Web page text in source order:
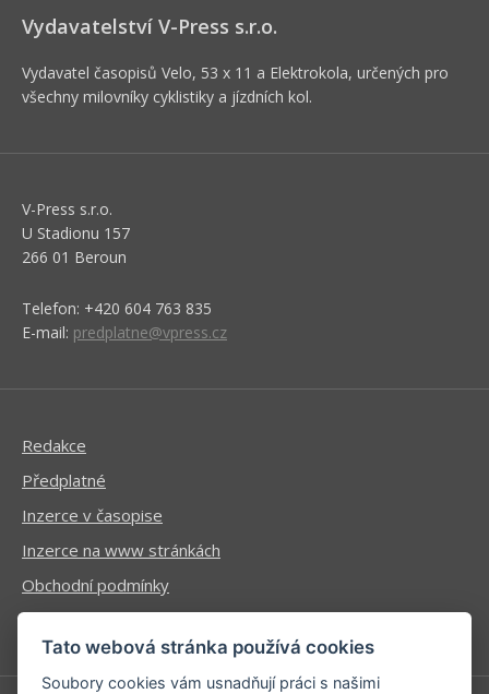
Vydavatelství V-Press s.r.o.
Vydavatel časopisů Velo, 53 x 11 a Elektrokola, určených pro
všechny milovníky cyklistiky a jízdních kol.
V-Press s.r.o.
U Stadionu 157
266 01 Beroun
Telefon: +420 604 763 835
E-mail: predplatne@vpress.cz
Redakce
Předplatné
Inzerce v časopise
Inzerce na www stránkách
Obchodní podmínky
Ochrana osobních údajů
Tato webová stránka používá cookies
Soubory cookies vám usnadňují práci s našimi